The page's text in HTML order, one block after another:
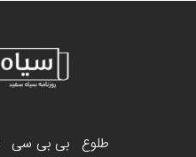
طلوع بی بی سی